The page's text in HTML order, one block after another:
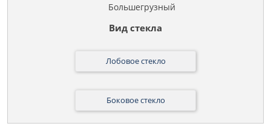
Большегрузный
Лобовое стекло
Боковое стекло